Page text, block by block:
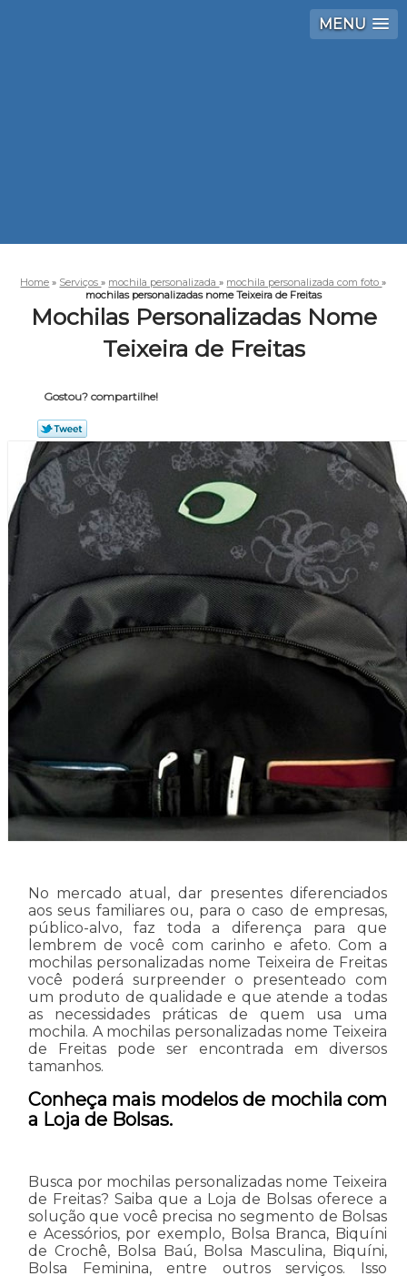
MENU
Home » Serviços» mochila personalizada» mochila personalizada com foto»
mochilas personalizadas nome Teixeira de Freitas
Mochilas Personalizadas Nome
Teixeira de Freitas
Gostou? compartilhe!
No mercado atual, dar presentes diferenciados
aos seus familiares ou, para o caso de empresas,
público-alvo, faz toda a diferença para que
lembrem de você com carinho e afeto. Com a
mochilas personalizadas nome Teixeira de Freitas
você poderá surpreender o presenteado com
um produto de qualidade e que atende a todas
as necessidades práticas de quem usa uma
mochila. A mochilas personalizadas nome Teixeira
de Freitas pode ser encontrada em diversos
tamanhos.
Conheça mais modelos de mochila com
a Loja de Bolsas.
Busca por mochilas personalizadas nome Teixeira
de Freitas? Saiba que a Loja de Bolsas oferece a
solução que você precisa no segmento de Bolsas
e Acessórios, por exemplo, Bolsa Branca, Biquíni
de Crochê, Bolsa Baú, Bolsa Masculina, Biquíni,
Bolsa Feminina, entre outros serviços. Isso